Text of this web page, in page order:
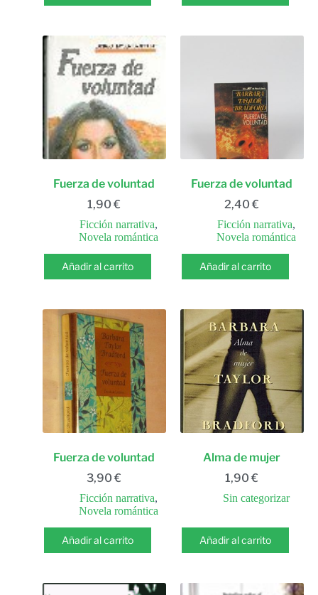
Fuerza de voluntad
1,90€
Ficción narrativa,
Novela romántica
Añadir al carrito
Fuerza de voluntad
2,40€
Ficción narrativa,
Novela romántica
Añadir al carrito
Fuerza de voluntad
3,90€
Ficción narrativa,
Novela romántica
Añadir al carrito
Alma de mujer
1,90€
Sin categorizar
Añadir al carrito